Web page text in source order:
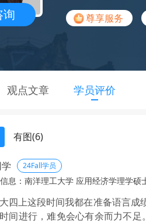
询 尊享服务
观点文章 学员评价
有图(6)
24Fall学员
息：南洋理工大学 应用经济学理学硕
四上这段时间我都在准备语言
间进行，难免会心有余而力不